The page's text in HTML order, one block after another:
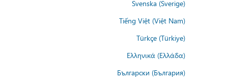
Svenska (Sverige)
Tiếng Việt (Việt Nam)
Türkçe (Türkiye)
Ελληνικά (Ελλάδα)
Български (България)